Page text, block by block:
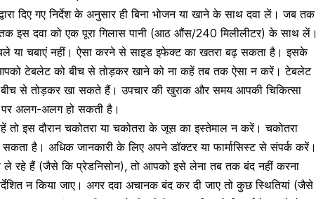
दिए गए निर्देश के अनुसार ही बिना भोजन या खाने के साथ दवा लें। जब तक
इस दवा को एक पूरा गिलास पानी (आठ औंस/240 मिलीलीटर) के साथ लें।
या चबाएं नहीं। ऐसा करने से साइड इफेक्ट का खतरा बढ़ सकता है। इसके
आपको टेबलेट को बीच से तोड़कर खाने को ना कहें तब तक ऐसा न करें। टेबलेट
से तोड़कर खा सकते हैं। उपचार की खुराक और समय आपकी चिकित्सा
पर अलग-अलग हो सकती है।
इस दौरान चकोतरा या चकोतरा के जूस का इस्तेमाल न करें।चकोतरा
है। अधिक जानकारी के लिए अपने डॉक्टर या फार्मासिस्ट से संपर्क करें।
ले रहे हैं (जैसे कि प्रेडनिसोन), तो आपको इसे लेना तब तक बंद नहीं करना
न किया जाए। अगर दवा अचानक बंद कर दी जाए तो कुछ स्थितियां (जैसे